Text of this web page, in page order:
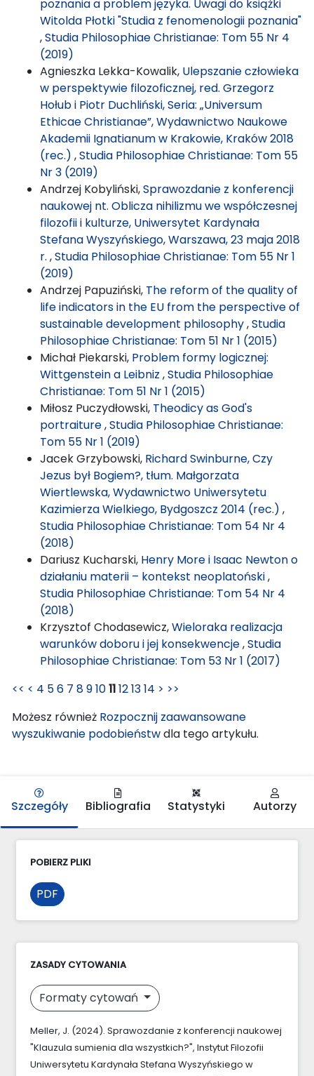
poznania a problem języka. Uwagi do książki
Witolda Płotki "Studia z fenomenologii poznania"
,Studia Philosophiae Christianae: Tom 55 Nr 4
(2019)
Agnieszka Lekka-Kowalik, Ulepszanie człowieka
w perspektywie filozoficznej, red. Grzegorz
Hołub i Piotr Duchliński, Seria: „Universum
Ethicae Christianae”, Wydawnictwo Naukowe
Akademii Ignatianum w Krakowie, Kraków 2018
(rec.) ,Studia Philosophiae Christianae: Tom 55
Nr 3 (2019)
Andrzej Kobyliński,Sprawozdanie z konferencji
naukowej nt. Oblicza nihilizmu we współczesnej
filozofii i kulturze, Uniwersytet Kardynała
Stefana Wyszyńskiego, Warszawa, 23 maja 2018
r. ,Studia Philosophiae Christianae: Tom 55 Nr 1
(2019)
Andrzej Papuziński, The reform of the quality of
life indicators in the EU from the perspective of
sustainable development philosophy,Studia
Philosophiae Christianae: Tom 51 Nr 1 (2015)
Michał Piekarski, Problem formy logicznej:
Wittgenstein a Leibniz ,Studia Philosophiae
Christianae: Tom 51 Nr 1 (2015)
Miłosz Puczydłowski, Theodicy as God's
portraiture,Studia Philosophiae Christianae:
Tom 55 Nr 1 (2019)
Jacek Grzybowski, Richard Swinburne, Czy
Jezus był Bogiem?, tłum. Małgorzata
Wiertlewska, Wydawnictwo Uniwersytetu
Kazimierza Wielkiego, Bydgoszcz 2014 (rec.) ,
Studia Philosophiae Christianae: Tom 54 Nr 4
(2018)
Dariusz Kucharski, Henry More i Isaac Newton o
działaniu materii – kontekst neoplatoński,
Studia Philosophiae Christianae: Tom 54 Nr 4
(2018)
Krzysztof Chodasewicz,Wieloraka realizacja
warunków doboru i jej konsekwencje,Studia
Philosophiae Christianae: Tom 53 Nr 1 (2017)
<< < 4 56 7 891011121314 > >>
Możesz również Rozpocznij zaawansowane
wyszukiwanie podobieństwdla tego artykułu.
Szczegóły Bibliografia Statystyki Autorzy
POBIERZ PLIKI
PDF
ZASADY CYTOWANIA
Formaty cytowań
Meller, J. (2024). Sprawozdanie z konferencji naukowej
"Klauzula sumienia dla wszystkich?", Instytut Filozofii
Uniwersytetu Kardynała Stefana Wyszyńskiego w